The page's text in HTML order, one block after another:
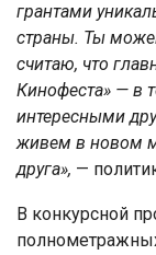
грантами
страны. Ты
считаю, что
Кинофеста» — в
интересными
живем в новом
друга», —
В конкурсной